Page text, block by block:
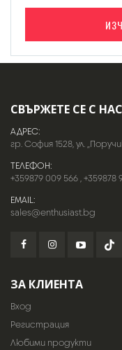
СВЪРЖЕТЕ СЕ С НАС
АДРЕС:
гр. София 1528, ул.
ТЕЛЕФОН:
+359879 009 566,+359878
EMAIL:
sales@enthusiast.bg
ЗА КЛИЕНТА
Вход
Регистрация
Любими продукти